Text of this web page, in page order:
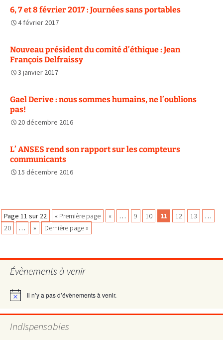
6, 7 et 8 février 2017 : Journées sans portables
4 février 2017
Nouveau président du comité d’éthique : Jean
François Delfraissy
3 janvier 2017
Gael Derive : nous sommes humains, ne l’oublions
pas!
20 décembre 2016
L’ ANSES rend son rapport sur les compteurs
communicants
15 décembre 2016
Navigation
des
articles
Page 11 sur 22 « Première page « … 9 10 11 12 13
…
20
… » Dernière page »
Évènements à venir
Notice Il n’y a pas d’évènements à venir.
Indispensables